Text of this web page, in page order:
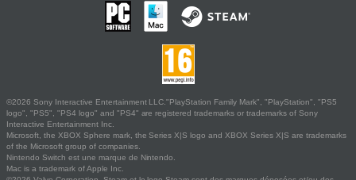
©2026 Sony Interactive Entertainment LLC."PlayStation Family Mark", "PlayStation", "PS5
logo", "PS5", "PS4 logo" and "PS4" are registered trademarks or trademarks of Sony
Interactive Entertainment Inc.
Microsoft, the XBOX Sphere mark, the Series X|S logo and XBOX Series X|S are trademarks
of the Microsoft group of companies.
Nintendo Switch est une marque de Nintendo.
Mac is a trademark of Apple Inc.